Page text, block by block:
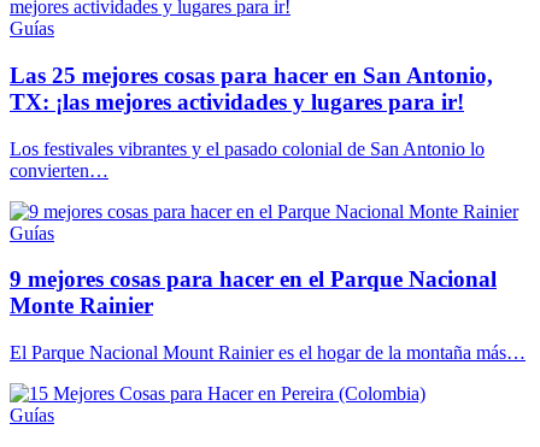
Guías
Las 25 mejores cosas para hacer en San Antonio,
TX: ¡las mejores actividades y lugares para ir!
Los festivales vibrantes y el pasado colonial de San Antonio lo
convierten…
Guías
9 mejores cosas para hacer en el Parque Nacional
Monte Rainier
El Parque Nacional Mount Rainier es el hogar de la montaña más…
Guías